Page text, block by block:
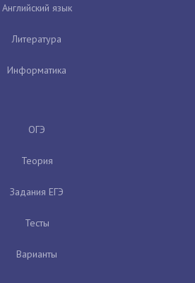
Английский язык
Литература
Информатика
ОГЭ
Теория
Задания ЕГЭ
Тесты
Варианты